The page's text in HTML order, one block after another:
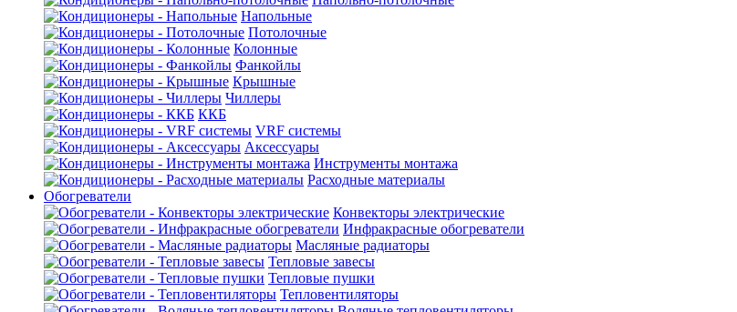
Напольные
Потолочные
Колонные
Фанкойлы
Крышные
Чиллеры
ККБ
VRF системы
Аксессуары
Инструменты монтажа
Расходные материалы
Обогреватели
Конвекторы электрические
Инфракрасные обогреватели
Масляные радиаторы
Тепловые завесы
Тепловые пушки
Тепловентиляторы